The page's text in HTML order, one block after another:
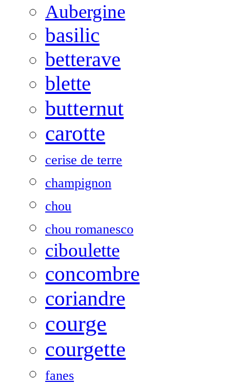
Aubergine
basilic
betterave
blette
butternut
carotte
cerise de terre
champignon
chou
chou romanesco
ciboulette
concombre
coriandre
courge
courgette
fanes